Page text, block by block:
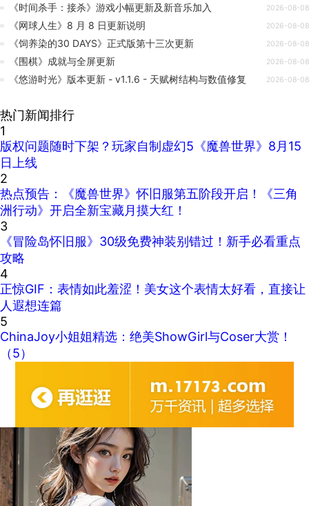
《时间杀手：接杀》游戏小幅更新及新音乐加入 2026-08-08
《网球人生》8 月 8 日更新说明 2026-08-08
《饲养染的30 DAYS》正式版第十三次更新 2026-08-08
《围棋》成就与全屏更新 2026-08-08
《悠游时光》版本更新 - v1.1.6 - 天赋树结构与数值修复 2026-08-08
热门新闻排行
1
版权问题随时下架？玩家自制虚幻5《魔兽世界》8月15
日上线
2
热点预告：《魔兽世界》怀旧服第五阶段开启！《三角
洲行动》开启全新宝藏月摸大红！
3
《冒险岛怀旧服》30级免费神装别错过！新手必看重点
攻略
4
正惊GIF：表情如此羞涩！美女这个表情太好看，直接让
人遐想连篇
5
ChinaJoy小姐姐精选：绝美ShowGirl与Coser大赏！
（5）